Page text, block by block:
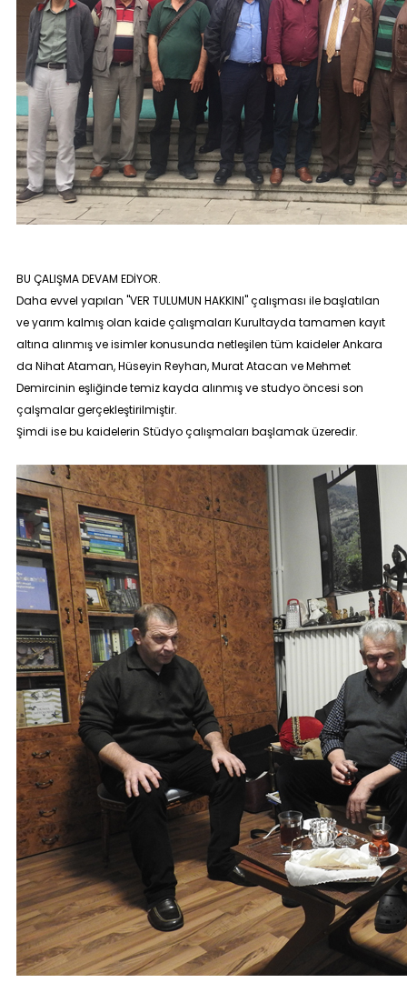
BU ÇALIŞMA DEVAM EDİYOR.
Daha evvel yapılan "VER TULUMUN HAKKINI" çalışması ile başlatılan
ve yarım kalmış olan kaide çalışmaları Kurultayda tamamen kayıt
altına alınmış ve isimler konusunda netleşilen tüm kaideler Ankara
da Nihat Ataman, Hüseyin Reyhan, Murat Atacan ve Mehmet
Demircinin eşliğinde temiz kayda alınmış ve studyo öncesi son
çalşmalar gerçekleştirilmiştir.
Şimdi ise bu kaidelerin Stüdyo çalışmaları başlamak üzeredir.